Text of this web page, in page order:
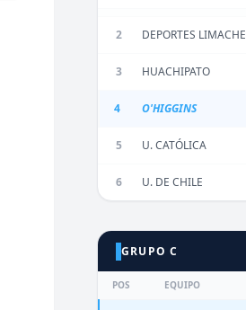
2 DEPORTES LIMACHE
3 HUACHIPATO
4 O'HIGGINS
5 U. CATÓLICA
6 U. DE CHILE
GRUPO C
POS EQUIPO